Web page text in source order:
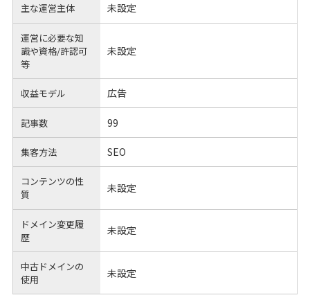
主な運営主体 未設定
運営に必要な知
識や資格/許認可
等
未設定
収益モデル 広告
記事数 99
集客方法 SEO
コンテンツの性
質
未設定
ドメイン変更履
歴
未設定
中古ドメインの
使用
未設定